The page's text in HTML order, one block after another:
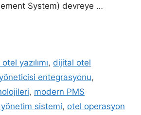
System) devreye …
yazılımı, dijital otel
entegrasyonu,
, modern PMS
sistemi, otel operasyon